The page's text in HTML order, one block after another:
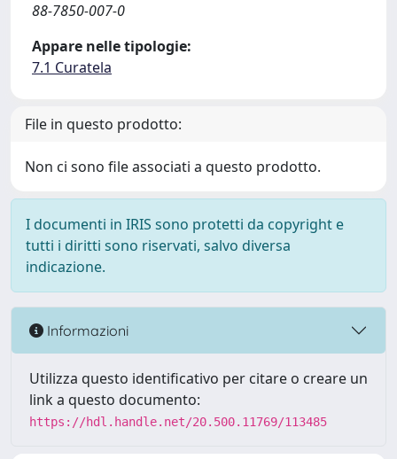
88-7850-007-0
Appare nelle tipologie:
7.1 Curatela
File in questo prodotto:
Non ci sono file associati a questo prodotto.
I documenti in IRIS sono protetti da copyright e
tutti i diritti sono riservati, salvo diversa
indicazione.
Informazioni
Utilizza questo identificativo per citare o creare un
link a questo documento:
https://hdl.handle.net/20.500.11769/113485